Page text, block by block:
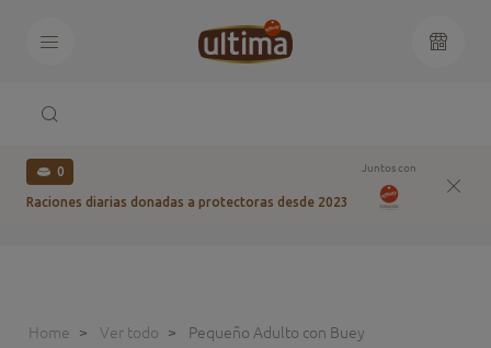
0
Raciones diarias donadas a protectoras desde 2023
Juntos con
Home Ver todo Pequeño Adulto con Buey